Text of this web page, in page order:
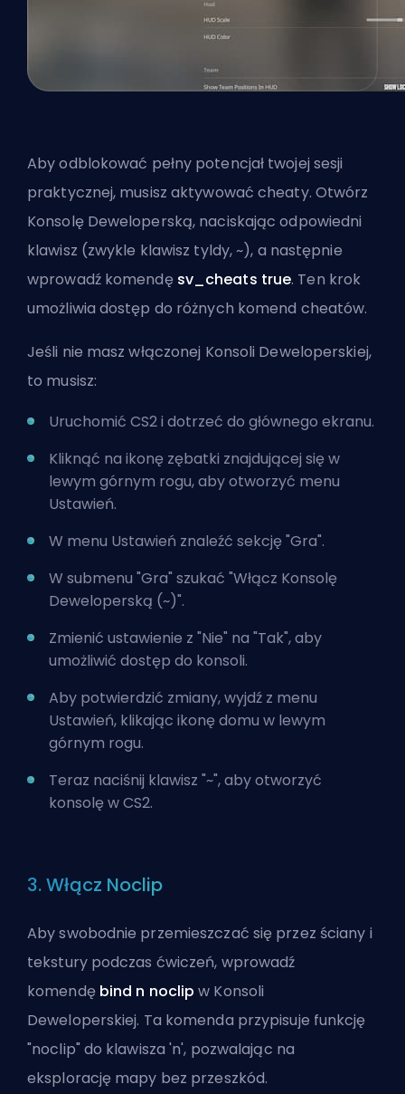
Aby odblokować pełny potencjał twojej sesji
praktycznej, musisz aktywować cheaty. Otwórz
Konsolę Deweloperską, naciskając odpowiedni
klawisz (zwykle klawisz tyldy, ~), a następnie
wprowadź komendę sv_cheats true. Ten krok
umożliwia dostęp do różnych komend cheatów.
Jeśli nie masz włączonej Konsoli Deweloperskiej,
to musisz:
Uruchomić CS2 i dotrzeć do głównego ekranu.
Kliknąć na ikonę zębatki znajdującej się w
lewym górnym rogu, aby otworzyć menu
Ustawień.
W menu Ustawień znaleźć sekcję "Gra".
W submenu "Gra" szukać "Włącz Konsolę
Deweloperską (~)".
Zmienić ustawienie z "Nie" na "Tak", aby
umożliwić dostęp do konsoli.
Aby potwierdzić zmiany, wyjdź z menu
Ustawień, klikając ikonę domu w lewym
górnym rogu.
Teraz naciśnij klawisz "~", aby otworzyć
konsolę w CS2.
3. Włącz Noclip
Aby swobodnie przemieszczać się przez ściany i
tekstury podczas ćwiczeń, wprowadź
komendę bind n noclip w Konsoli
Deweloperskiej. Ta komenda przypisuje funkcję
"noclip" do klawisza 'n', pozwalając na
eksplorację mapy bez przeszkód.